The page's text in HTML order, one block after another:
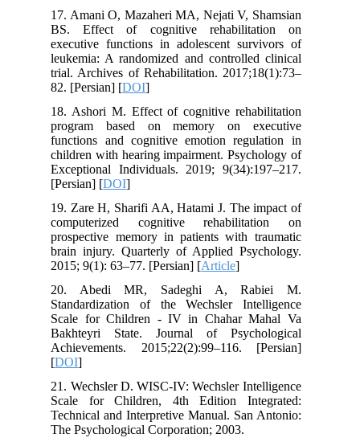
17. Amani O, Mazaheri MA, Nejati V, Shamsian
BS. Effect of cognitive rehabilitation on
executive functions in adolescent survivors of
leukemia: A randomized and controlled clinical
trial. Archives of Rehabilitation. 2017;18(1):73–
82. [Persian] [DOI
18. Ashori M. Effect of cognitive rehabilitation
program based on memory on executive
functions and cognitive emotion regulation in
children with hearing impairment. Psychology of
Exceptional Individuals. 2019; 9(34):197–217.
[Persian] [DOI
19. Zare H, Sharifi AA, Hatami J. The impact of
computerized cognitive rehabilitation on
prospective memory in patients with traumatic
brain injury. Quarterly of Applied Psychology.
2015; 9(1): 63–77. [Persian] [Article
20. Abedi MR, Sadeghi A, Rabiei M.
Standardization of the Wechsler Intelligence
Scale for Children - IV in Chahar Mahal Va
Bakhteyri State. Journal of Psychological
Achievements. 2015;22(2):99–116. [Persian]
[DOI
21. Wechsler D. WISC-IV: Wechsler Intelligence
Scale for Children, 4th Edition Integrated:
Technical and Interpretive Manual. San Antonio:
The Psychological Corporation; 2003.